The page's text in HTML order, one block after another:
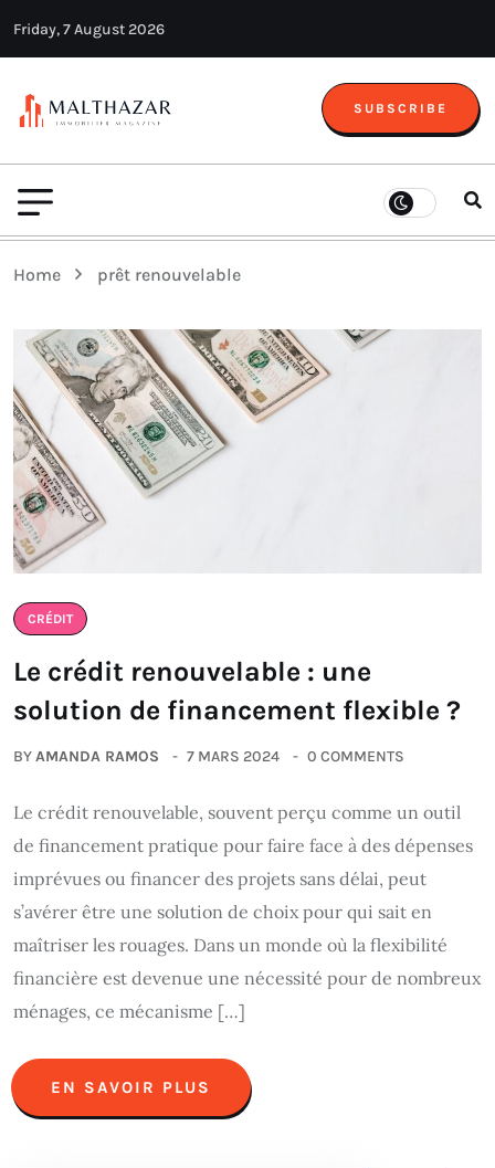
Friday, 7 August 2026
SUBSCRIBE
Home prêt renouvelable
CRÉDIT
Le crédit renouvelable : une
solution de financement flexible ?
BYAMANDA RAMOS 7 MARS 2024 0 COMMENTS
Le crédit renouvelable, souvent perçu comme un outil
de financement pratique pour faire face à des dépenses
imprévues ou financer des projets sans délai, peut
s’avérer être une solution de choix pour qui sait en
maîtriser les rouages. Dans un monde où la flexibilité
financière est devenue une nécessité pour de nombreux
ménages, ce mécanisme […]
EN SAVOIR PLUS